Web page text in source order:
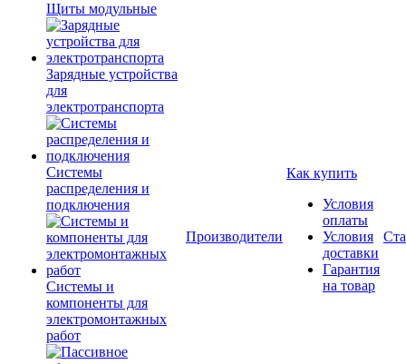
Щиты модульные
Зарядные устройства
для
электротранспорта
Системы
распределения и
подключения
Системы и
компоненты для
электромонтажных
работ
Производители
Как купить
Условия
оплаты
Условия
доставки
Гарантия
на товар